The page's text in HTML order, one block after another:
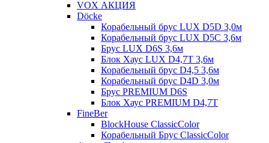
VOX АКЦИЯ
Döcke
Корабельный брус LUX D5D 3,0м
Корабельный брус LUX D5C 3,6м
Брус LUX D6S 3,6м
Блок Хаус LUX D4,7T 3,6м
Корабельный брус D4,5 3,6м
Корабельный брус D4D 3,0м
Брус PREMIUM D6S
Блок Хаус PREMIUM D4,7T
FineBer
BlockHouse ClassicColor
Корабельный Брус ClassicColor